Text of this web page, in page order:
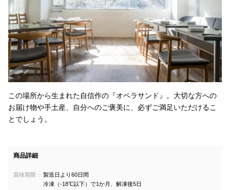
この場所から生まれた自信作の『オペラサンド』。大切な方への
お届け物や手土産、自分へのご褒美に、必ずご満足いただけるこ
とでしょう。
商品詳細
賞味期限：
製造日より60日間
冷凍（-18℃以下）で1か月、解凍後5日